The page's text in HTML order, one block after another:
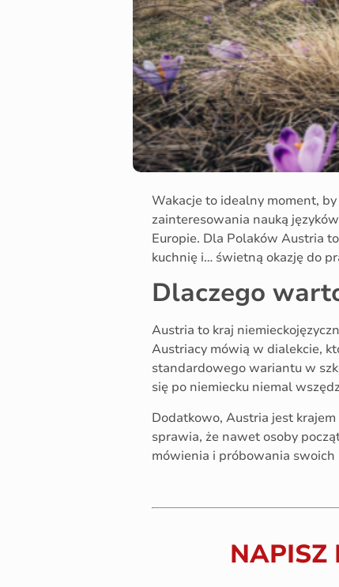
Wakacje to idealny moment,
zainteresowania nauką
Europie. Dla Polaków Austria
kuchnię i… świetną okazję do
Dlaczego
Austria to kraj
Austriacy mówią w dialekcie,
standardowego wariantu w
się po niemiecku niemal
Dodatkowo, Austria jest
sprawia, że nawet osoby
mówienia i próbowania swoich
NAPISZ